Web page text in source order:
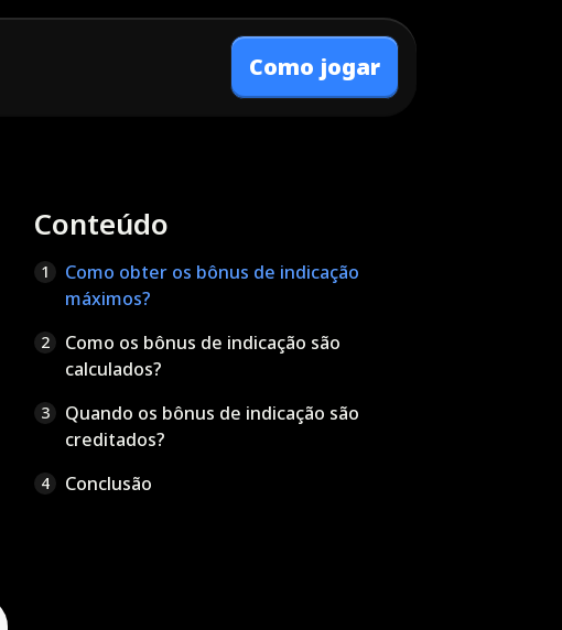
Como jogar
Conteúdo
1
Como obter os bônus de indicação
máximos?
2
Como os bônus de indicação são
calculados?
3
Quando os bônus de indicação são
creditados?
4 Conclusão